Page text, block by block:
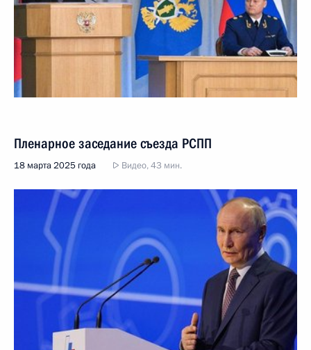
Пленарное заседание съезда РСПП
18 марта 2025 года Видео, 43 мин.